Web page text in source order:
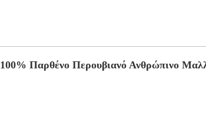
100% Παρθένο Περουβιανό Ανθρώπινο